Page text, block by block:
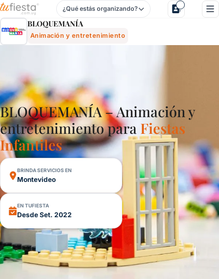
BloquemanÍa - Animación Y Entretenimiento Para Fiestas
¿Qué estás organizando?
BLOQUEMANÍA
Animación y entretenimiento
BLOQUEMANÍA – Animación y
entretenimiento para Fiestas
Infantiles
BRINDA SERVICIOS EN
Montevideo
EN TUFIESTA
Desde Set. 2022